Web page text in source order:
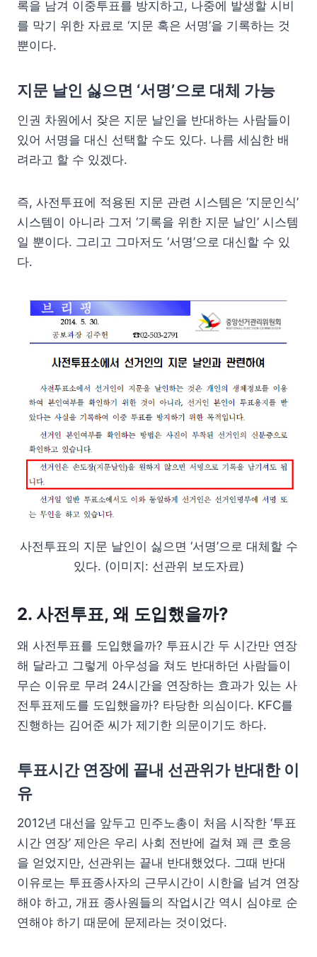
록을 남겨 이중투표를 방지하고, 나중에 발생할 시비
를 막기 위한 자료로 ‘지문 혹은 서명’을 기록하는 것
뿐이다.
지문 날인 싫으면 ‘서명’으로 대체 가능
인권 차원에서 잦은 지문 날인을 반대하는 사람들이
있어 서명을 대신 선택할 수도 있다. 나름 세심한 배
려라고 할 수 있겠다.
즉, 사전투표에 적용된 지문 관련 시스템은 ‘지문인식’
시스템이 아니라 그저 ‘기록을 위한 지문 날인’ 시스템
일 뿐이다. 그리고 그마저도 ‘서명’으로 대신할 수 있
다.
사전투표의 지문 날인이 싫으면 ‘서명’으로 대체할 수
있다. (이미지: 선관위 보도자료)
2. 사전투표, 왜 도입했을까?
왜 사전투표를 도입했을까? 투표시간 두 시간만 연장
해 달라고 그렇게 아우성을 쳐도 반대하던 사람들이
무슨 이유로 무려 24시간을 연장하는 효과가 있는 사
전투표제도를 도입했을까? 타당한 의심이다. KFC를
진행하는 김어준 씨가 제기한 의문이기도 하다.
투표시간 연장에 끝내 선관위가 반대한 이
유
2012년 대선을 앞두고 민주노총이 처음 시작한 ‘투표
시간 연장’ 제안은 우리 사회 전반에 걸쳐 꽤 큰 호응
을 얻었지만, 선관위는 끝내 반대했었다. 그때 반대
이유로는 투표종사자의 근무시간이 시한을 넘겨 연장
해야 하고, 개표 종사원들의 작업시간 역시 심야로 순
연해야 하기 때문에 문제라는 것이었다.